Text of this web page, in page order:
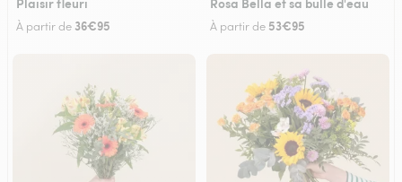
À partir de 36€95 À partir de 53€95